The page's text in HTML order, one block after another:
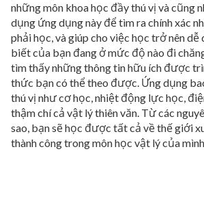
những môn khoa học đầy thú vị và cũng
dụng ứng dụng này để tìm ra chính xác
phải học, và giúp cho việc học trở nên dễ
biết của bạn đang ở mức độ nào đi
tìm thấy những thông tin hữu ích được
thức bạn có thể theo được. Ứng dụng
thú vị như cơ học, nhiệt động lực học,
thậm chí cả vật lý thiên văn. Từ các
sao, bạn sẽ học được tất cả về thế giới
thành công trong môn học vật lý của